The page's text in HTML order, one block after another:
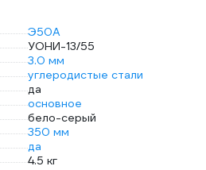
Э50А
УОНИ-13/55
3.0 мм
углеродистые стали
да
основное
бело-серый
350 мм
да
4.5 кг